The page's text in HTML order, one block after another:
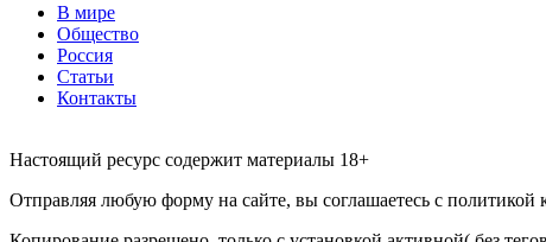
В мире
Общество
Россия
Статьи
Контакты
Настоящий ресурс содержит материалы 18+
Отправляя любую форму на сайте, вы соглашаетесь с политикой